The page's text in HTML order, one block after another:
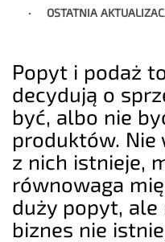
OSTATNIA
Popyt i podaż
decydują o
być, albo nie
produktów. Nie
z nich istnieje,
równowaga
duży popyt, ale
biznes nie